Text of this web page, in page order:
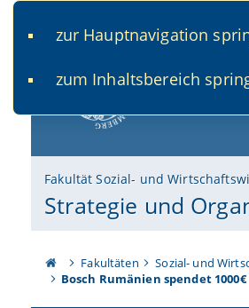
zur Hauptnavigation
zum Inhaltsbereich
Fakultät Sozial- und
Strategie und
Fakultäten Sozial- und
Bosch Rumänien spendet